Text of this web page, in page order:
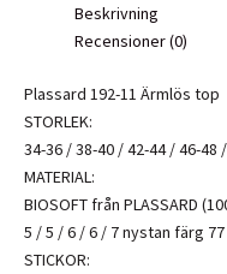
Plassard
Beskrivning
Recensioner (0)
Plassard 192-11 Ärmlös top
STORLEK:
34-36 / 38-40 / 42-44 / 46-48
MATERIAL:
BIOSOFT från PLASSARD
5 / 5 / 6 / 6 / 7 nystan färg 77
STICKOR: